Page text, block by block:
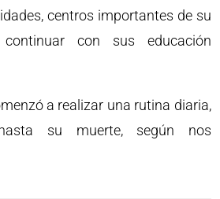
centros importantes de su
con sus educación
a realizar una rutina diaria,
su muerte, según nos